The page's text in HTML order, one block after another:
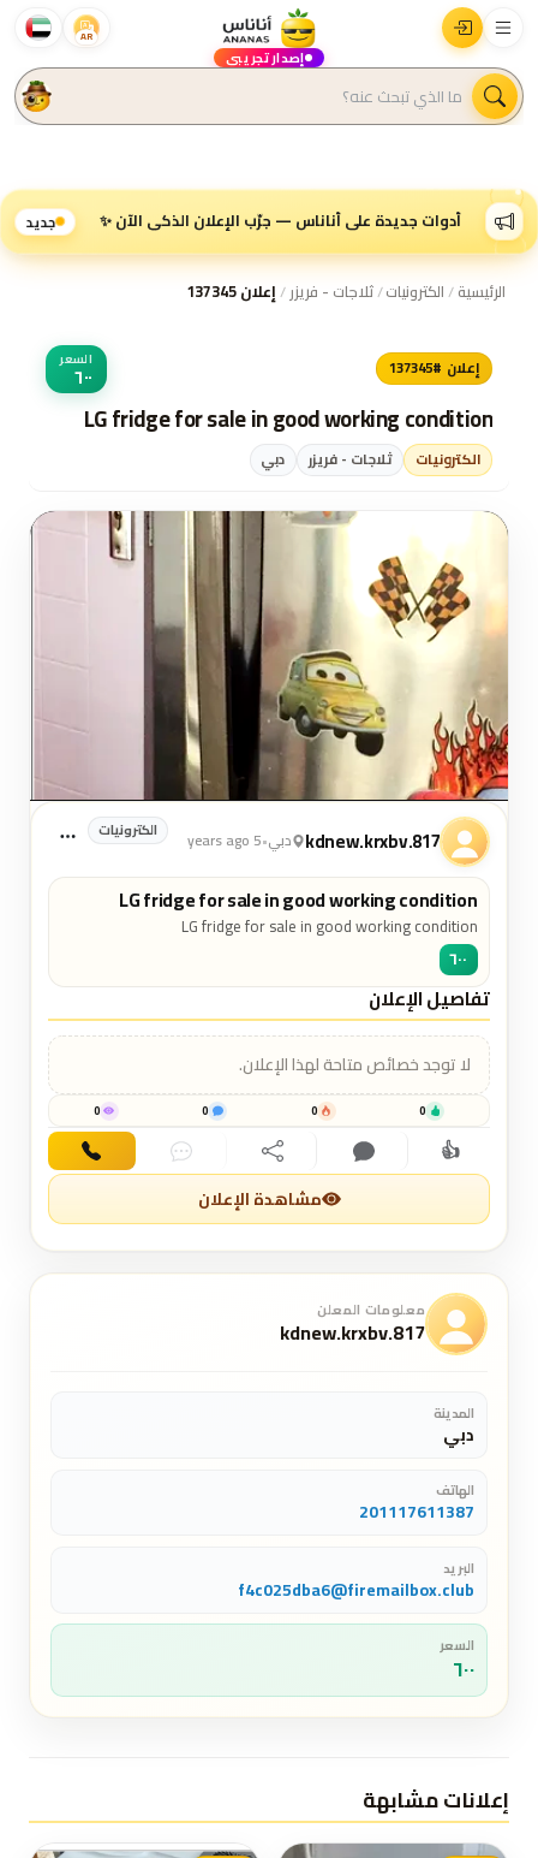
AR
إصدار تجريبي
أدوات جديدة على أناناس — جرّب الإعلان الذكي الآن ✨ جديد
الرئيسية/الكترونيات/ثلاجات - فريزر/إعلان 137345
إعلان #137345 السعر
٦٠٠
LG fridge for sale in good working condition
الكترونيات ثلاجات - فريزر دبي
kdnew.krxbv.817 دبي•
5 years ago الكترونيات
LG fridge for sale in good working condition
LG fridge for sale in good working condition
٦٠٠
تفاصيل الإعلان
لا توجد خصائص متاحة لهذا الإعلان.
0
0
0
0
👍اهتمام تعليق مشاركة دردشة اتصال
مشاهدة الإعلان
معلومات المعلن
kdnew.krxbv.817
المدينة
دبي
الهاتف
201117611387
البريد
f4c025dba6@firemailbox.club
السعر
٦٠٠
إعلانات مشابهة